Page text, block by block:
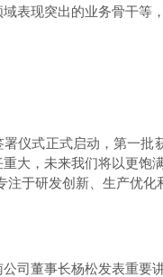
表现突出的业务骨干等
式正式启动，第一批获
大，未来我们将以更饱
注于研发创新、生产优化
董事长杨松发表重要讲